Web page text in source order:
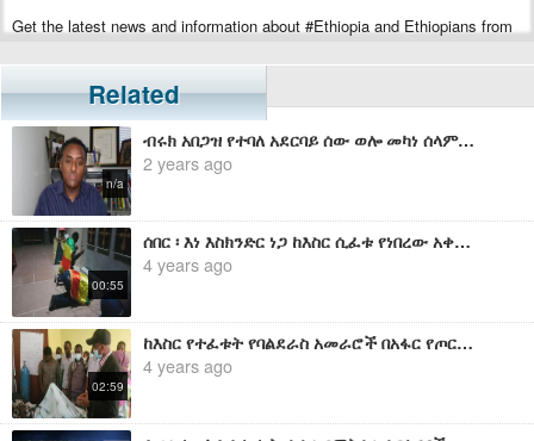
Get the latest news and information about #Ethiopia and Ethiopians from
For inquiry or additional information, visit Mereja.com
Mereja presents Ethiopian news, Ethiopian music, sports, arts, and
entertainment
Related
n/a
ብሩክ አበጋዝ የተባለ አደርባይ ሰው ወሎ መካነ ሰላም ላይ የፈጸመው የባንዳ ተግባር በፋኖዎች በፋኖዎች ከሽፏል - ሀብታሙ አያሌው
2 years ago
00:55
ሰበር ፡ እነ እስክንድር ነጋ ከእስር ሲፈቱ የነበረው አቀባበል
4 years ago
02:59
ከእስር የተፈቱት የባልደራስ አመራሮች በአፋር የጦር ቁሰለኞችን ጎበኙ
4 years ago